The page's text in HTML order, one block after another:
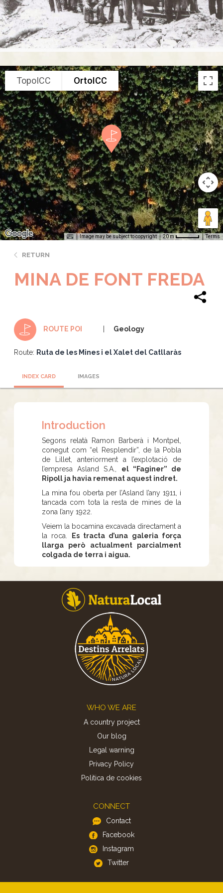
TopoICC OrtoICC
Image may be subject to copyright 20 m Terms
RETURN
MINA DE FONT FREDA
ROUTE POI Geology
Route: Ruta de les Mines i el Xalet del Catllaràs
INDEX CARD IMAGES
Introduction
Segons relatà Ramon Barberà i Montpel,
conegut com “el Resplendir”, de la Pobla
de Lillet, anteriorment a l’explotació de
l’empresa Asland S.A., el “Faginer” de
Ripoll ja havia remenat aquest indret.
La mina fou oberta per l’Asland l’any 1911, i
tancada com tota la resta de mines de la
zona l’any 1922.
Veiem la bocamina excavada directament a
la roca.
Es tracta d’una galeria força
llarga però actualment parcialment
colgada de terra i aigua.
WHO WE ARE
A country project
Our blog
Legal warning
Privacy Policy
Politica de cookies
CONNECT
Contact
Facebook
Instagram
Twitter